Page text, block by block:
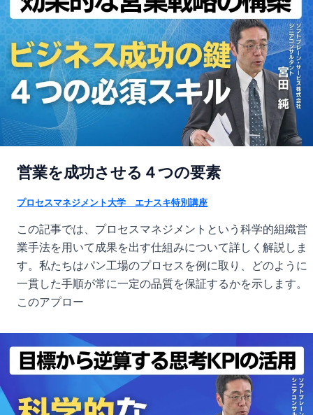
営業を成功させる４つの要素
プロセスマネジメント大学 エナスキ特別講座
この記事では、プロセスマネジメントという科学的組織営
業手法を用いて成果を出す仕組みについて詳しく解説しま
す。私たちはパン工場のプロセスを例に取り、どのように
一貫した手順が常に一定の品質を保証するかを示します。
このアプロー